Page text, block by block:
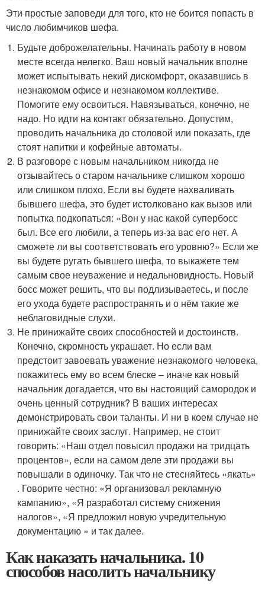
Эти простые заповеди для того, кто не боится попасть в
число любимчиков шефа.
Будьте доброжелательны. Начинать работу в новом
месте всегда нелегко. Ваш новый начальник вполне
может испытывать некий дискомфорт, оказавшись в
незнакомом офисе и незнакомом коллективе.
Помогите ему освоиться. Навязываться, конечно, не
надо. Но идти на контакт обязательно. Допустим,
проводить начальника до столовой или показать, где
стоят напитки и кофейные автоматы.
В разговоре с новым начальником никогда не
отзывайтесь о старом начальнике слишком хорошо
или слишком плохо. Если вы будете нахваливать
бывшего шефа, это будет истолковано как вызов или
попытка подкопаться: «Вон у нас какой супербосс
был. Все его любили, а теперь из-за вас его нет. А
сможете ли вы соответствовать его уровню?» Если же
вы будете ругать бывшего шефа, то выкажете тем
самым свое неуважение и недальновидность. Новый
босс может решить, что вы подлизываетесь, и после
его ухода будете распространять и о нём такие же
неблаговидные слухи.
Не принижайте своих способностей и достоинств.
Конечно, скромность украшает. Но если вам
предстоит завоевать уважение незнакомого человека,
покажитесь ему во всем блеске – иначе как новый
начальник догадается, что вы настоящий самородок и
очень ценный сотрудник? В ваших интересах
демонстрировать свои таланты. И ни в коем случае не
принижайте своих заслуг. Например, не стоит
говорить: «Наш отдел повысил продажи на тридцать
процентов», если на самом деле эти продажи вы
повышали в одиночку. Так что не стесняйтесь «якать»
. Говорите честно: «Я организовал рекламную
кампанию», «Я разработал систему снижения
налогов», «Я предложил новую учредительную
документацию » и так далее.
Как наказать начальника. 10
способов насолить начальнику